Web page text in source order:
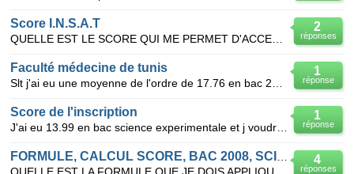
2
réponses
Score I.N.S.A.T
1
réponse
Faculté médecine de tunis
1
réponse
Score de l'inscription
4
réponses